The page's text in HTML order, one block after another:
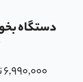
۶,۹۹۰,۰۰۰